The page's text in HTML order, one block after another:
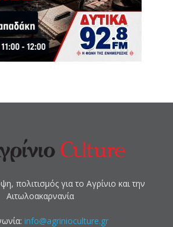
πολιτισμός για το Αγρίνιο και την
Αιτωλοακαρνανία
info@agrinioculture.gr